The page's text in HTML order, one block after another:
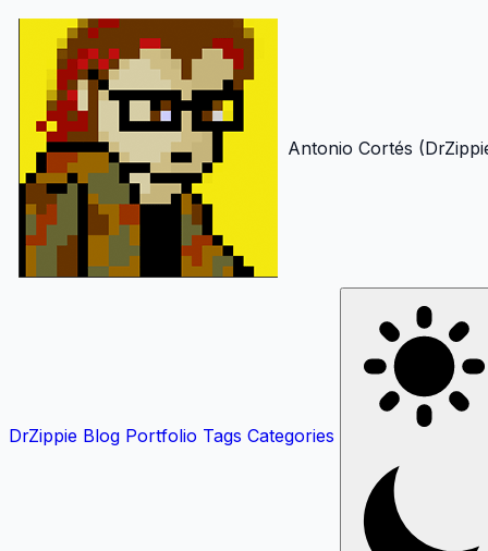
Antonio Cortés
DrZippie Blog Portfolio Tags Categories